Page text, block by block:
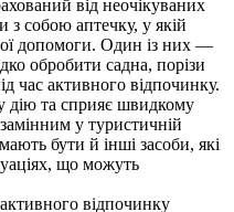
від неочікуваних
собою аптечку, у якій
допомоги. Один із них —
обробити садна, порізи
час активного відпочинку.
дію та сприяє швидкому
у туристичній
бути й інші засоби, які
що можуть